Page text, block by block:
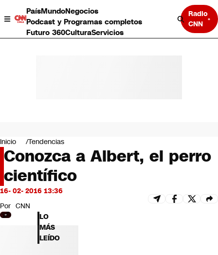
PaísMundoNegocios
Podcast y Programas completos
Futuro 360CulturaServicios
Radio
CNN
Negocios
Deportes
Programas completos
Cultura
Servicios
Bits
CNN Data
CNN tiempo
Futuro 360
Inicio Tendencias
Conozca a Albert, el perro
científico
16- 02- 2016 13:36
Por CNN
LO
MÁS
LEÍDO